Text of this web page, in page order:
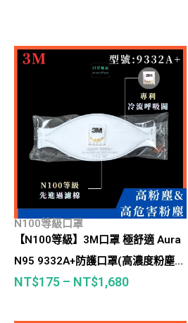
N100等級口罩
【N100等級】3M口罩 極舒適 Aura
N95 9332A+防護口罩(高濃度粉塵、
高危害粒狀汙染物等)
NT$175 – NT$1,680